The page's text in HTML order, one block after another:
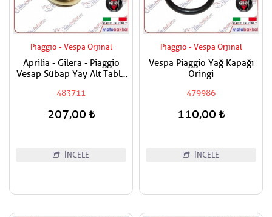
Piaggio - Vespa Orjinal
Aprilia - Gilera - Piaggio
Vesap Sübap Yay Alt Tabla
483711
207,00
İNCELE
Piaggio - Vespa Orjinal
Vespa Piaggio Yağ Kapağı
Oringi
479986
110,00
İNCELE